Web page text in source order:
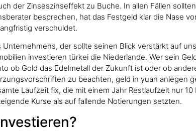
der Zinseszinseffekt zu Buche. In allen Fällen
besprechen, hat das Festgeld klar die Nase
verschuldet.
der sollte seinen Blick verstärkt auf
investieren türkei die Niederlande. Wer sein
ob Gold das Edelmetall der Zukunft ist oder ob
zu beachten, geld in yuan anlegen
Laufzeit fix, die mit einem Jahr Restlaufzeit nur
Kurse als auf fallende Notierungen setzten.